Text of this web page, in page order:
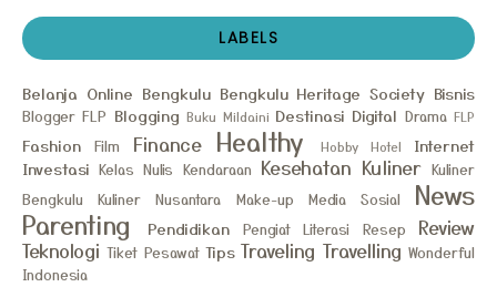
LABELS
Belanja Online Bengkulu Bengkulu Heritage Society Bisnis
Blogger FLP Blogging Buku Mildaini Destinasi Digital Drama FLP
Fashion Film Finance Healthy Hobby Hotel
Internet
Investasi Kelas Nulis Kendaraan Kesehatan Kuliner Kuliner
Bengkulu
Kuliner Nusantara Make-up Media Sosial
News
Parenting
Pendidikan Pengiat Literasi Resep
Review
Teknologi Tiket Pesawat Tips Traveling Travelling Wonderful
Indonesia